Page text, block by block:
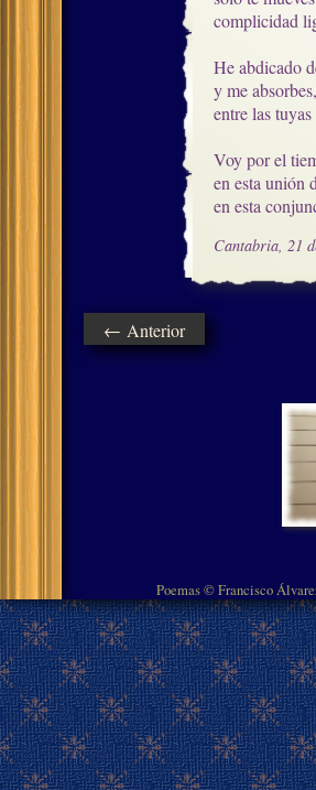
complicidad
He abdicado
y me
entre las
Voy por el
en esta unión
en esta
Cantabria, 21
← Anterior
Poemas © Francisco